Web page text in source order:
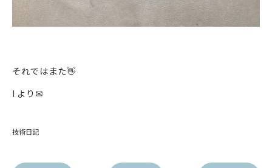
それではまた👋
I より✉
技術日記